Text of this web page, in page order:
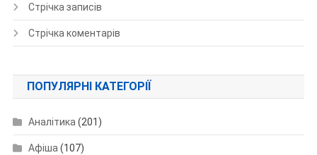
Стрічка записів
Стрічка коментарів
ПОПУЛЯРНІ КАТЕГОРІЇ
Аналітика (201)
Афіша (107)